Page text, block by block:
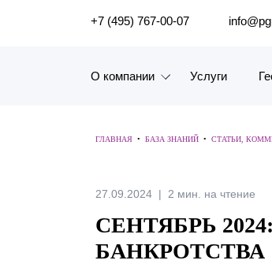
ПОИСК ПО САЙТУ
+7 (495) 767-00-07
О компании
Наш опыт
Рейтинги, Награды, Цифры
Услуги
ГЛАВНАЯ • БАЗА ЗНАНИЙ • СТАТЬИ,
27.09.2024 2 мин. на чтение
СЕНТЯБРЬ
БАНКРОТСТВА